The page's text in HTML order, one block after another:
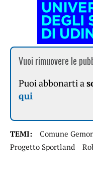
Vuoi rimuovere le
Puoi abbonarti a
qui
TEMI: Comune
Progetto Sportland